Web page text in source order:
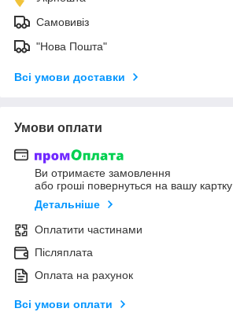
Самовивіз
"Нова Пошта"
Всі умови доставки
Умови оплати
Ви отримаєте замовлення
або гроші повернуться на вашу картку
Детальніше
Оплатити частинами
Післяплата
Оплата на рахунок
Всі умови оплати